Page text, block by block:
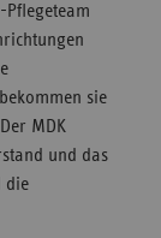
Pflegeteam
sie
MDK
und das
die